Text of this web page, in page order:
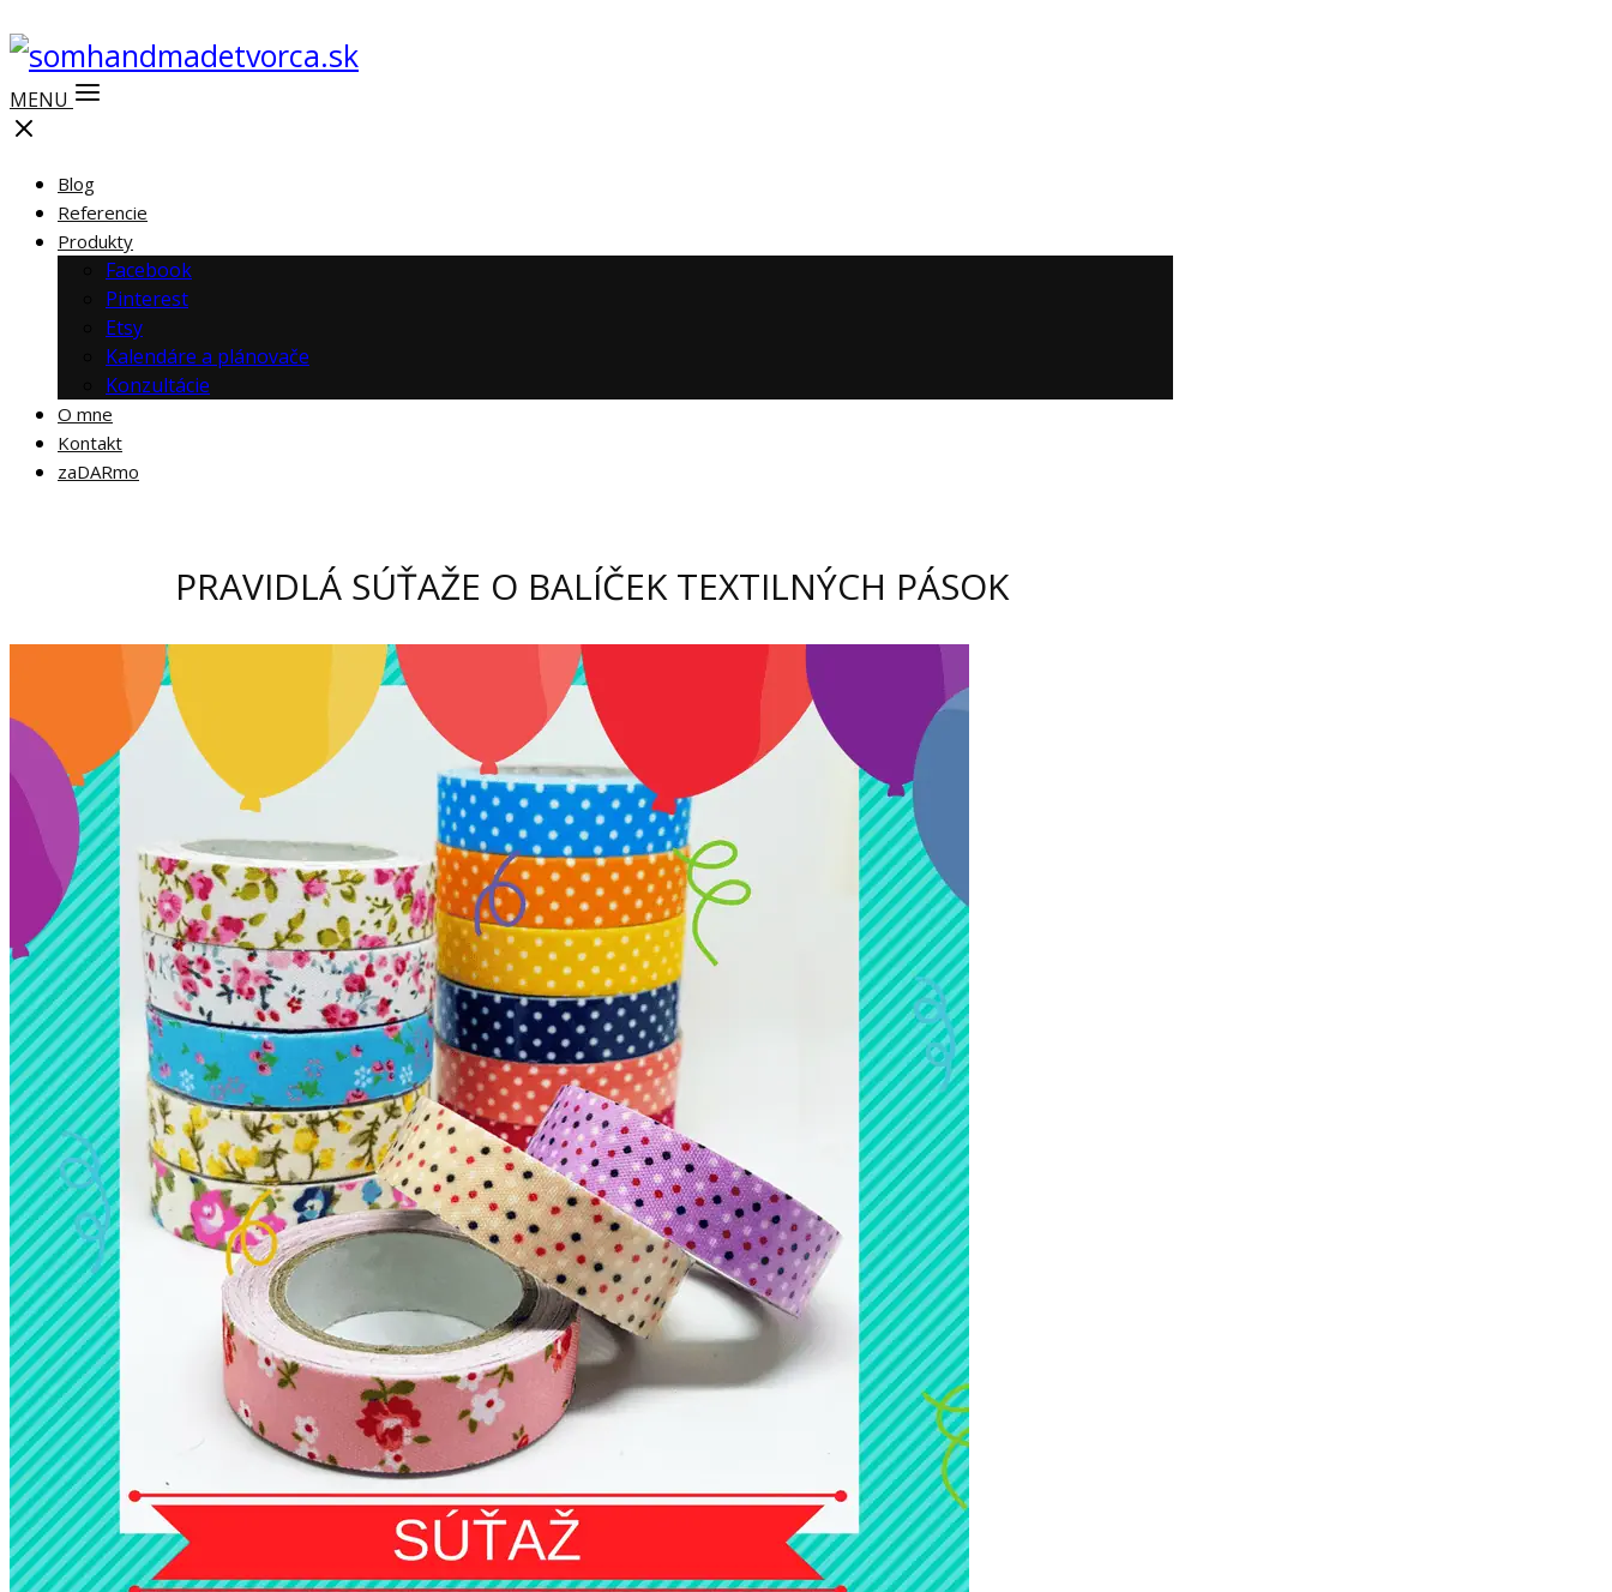
MENU
Blog
Referencie
Produkty
Facebook
Pinterest
Etsy
Kalendáre a plánovače
Konzultácie
O mne
Kontakt
zaDARmo
PRAVIDLÁ SÚŤAŽE O BALÍČEK TEXTILNÝCH PÁSOK